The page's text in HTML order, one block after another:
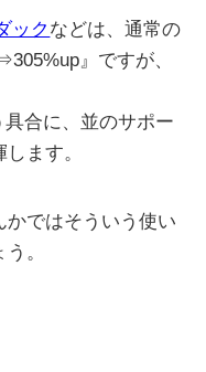
ック などは、通常の
』ですが、
具合に、並のサポー
ます。
かではそういう使い
。